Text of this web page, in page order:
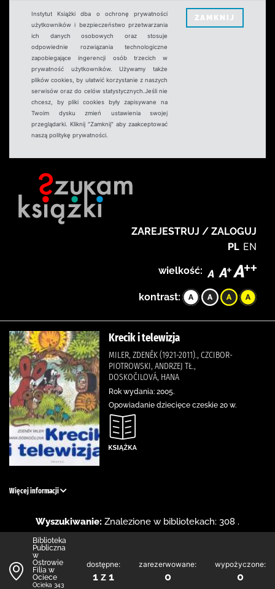
Instytut Książki dba o ochronę prywatności
użytkowników i bezpieczeństwo przetwarzania
ich danych osobowych oraz stosuje
odpowiednie rozwiązania technologiczne
zapobiegające ingerencji osób trzecich w
prywatność użytkowników. Używamy także
plików cookies, by ułatwić korzystanie z naszych
serwisów oraz do celów statystycznych.Jeśli nie
chcesz, by pliki cookies były zapisywane na
Twoim dysku zmień ustawienia swojej
przeglądarki. Kliknij "Zamknij" aby zaakceptować
naszą politykę prywatności.
ZAMKNIJ
ZAREJESTRUJ / ZALOGUJ
PL EN
wielkość:
kontrast:
Krecik i telewizja
MILER, ZDENĚK (1921-2011)., CZCIBOR-
PIOTROWSKI, ANDRZEJ TŁ.,
DOSKOČILOVÁ, HANA
Rok wydania: 2005.
Opowiadanie dziecięce czeskie 20 w.
Więcej informacji
Wyszukiwanie: Znalezione w bibliotekach: 308 .
Biblioteka
Publiczna
w
Ostrowie
Filia w
Ociece
Ocieka 343
dostępne:
1 z 1
zarezerwowane:
0
wypożyczone:
0